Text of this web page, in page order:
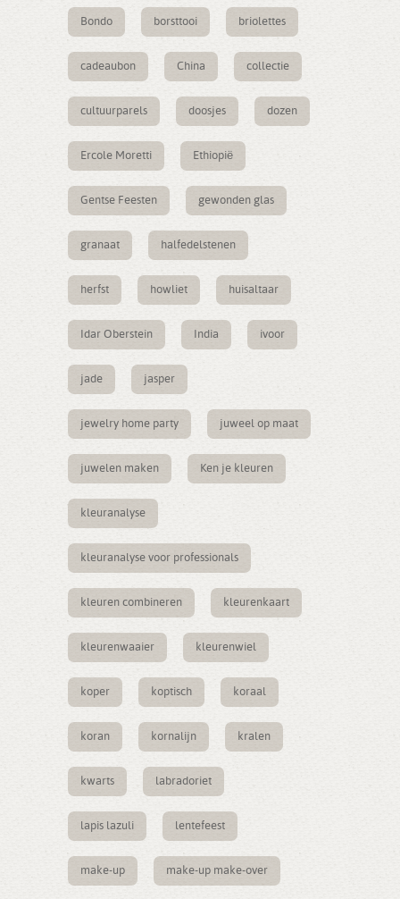
Bondo borsttooi briolettes
cadeaubon China collectie
cultuurparels doosjes dozen
Ercole Moretti Ethiopië
Gentse Feesten gewonden glas
granaat halfedelstenen
herfst howliet huisaltaar
Idar Oberstein India ivoor
jade jasper
jewelry home party juweel op maat
juwelen maken Ken je kleuren
kleuranalyse
kleuranalyse voor professionals
kleuren combineren kleurenkaart
kleurenwaaier kleurenwiel
koper koptisch koraal
koran kornalijn kralen
kwarts labradoriet
lapis lazuli lentefeest
make-up make-up make-over